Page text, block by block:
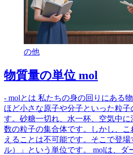
の他
物質量の単位 mol
- molとは 私たちの身の回りにある
ほど小さな原子や分子といった粒子
す。砂糖一切れ、水一杯、空気中
数の粒子の集合体です。しかし、
えることは不可能です。そこで登
ル）」という単位です。 molは、ダ